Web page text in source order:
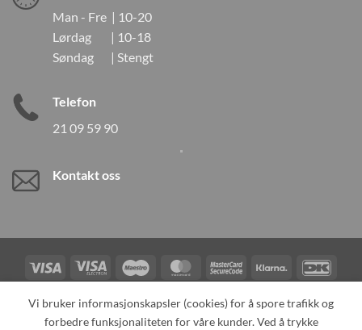
Man - Fre | 10-20
Lørdag | 10-18
Søndag | Stengt
Telefon
21 09 59 90
Kontakt oss
Visa
Visa
Electron
Maestro MasterCardMasterCard
2
Klarna
Card
TILBAKEKALLINGER KONTAKT OSS OM OSS
Vi bruker informasjonskapsler (cookies) for å spore trafikk og
forbedre funksjonaliteten for våre kunder. Ved å trykke